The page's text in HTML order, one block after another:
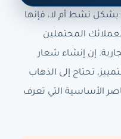
بشكل نشط أم لا، فإنها
المحتملين
إن إنشاء شعار
تحتاج إلى الذهاب
الأساسية التي تعرف